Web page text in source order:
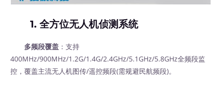
1. 全方位无人机侦测系统
多频段覆盖 ：支持
400MHz/900MHz/1.2G/1.4G/2.4GHz/5.1GHz/5.8GHz全频段监
控，覆盖主流无人机图传/遥控频段(需规避民航频段)。